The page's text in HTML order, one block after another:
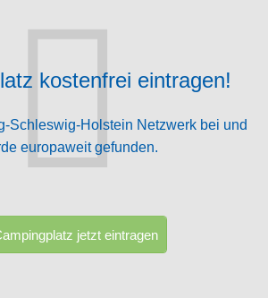
kostenfrei eintragen!
Schleswig-Holstein Netzwerk bei und
europaweit gefunden.
jetzt eintragen